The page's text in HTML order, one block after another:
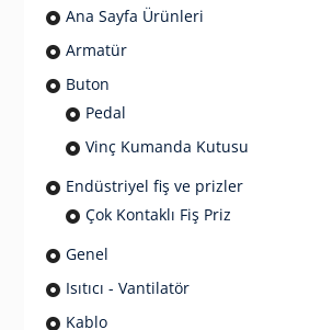
Ana Sayfa Ürünleri
Armatür
Buton
Pedal
Vinç Kumanda Kutusu
Endüstriyel fiş ve prizler
Çok Kontaklı Fiş Priz
Genel
Isıtıcı - Vantilatör
Kablo